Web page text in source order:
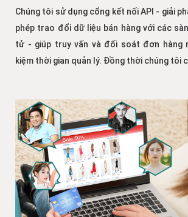
Chúng tôi sử dụng cổng kết nối API - giải
phép trao đổi dữ liệu bán hàng với các
tử - giúp truy vấn và đối soát đơn hàng
kiệm thời gian quản lý. Đồng thời chúng tôi